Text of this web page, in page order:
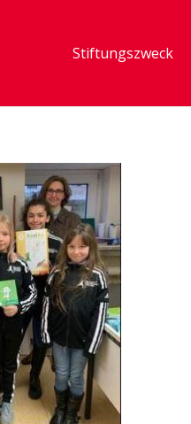
Stiftungszweck